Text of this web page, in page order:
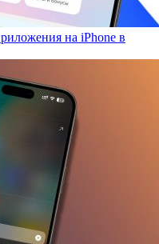
на iPhone в